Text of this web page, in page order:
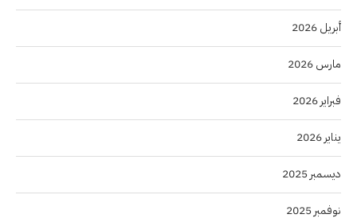
أبريل 2026
مارس 2026
فبراير 2026
يناير 2026
ديسمبر 2025
نوفمبر 2025